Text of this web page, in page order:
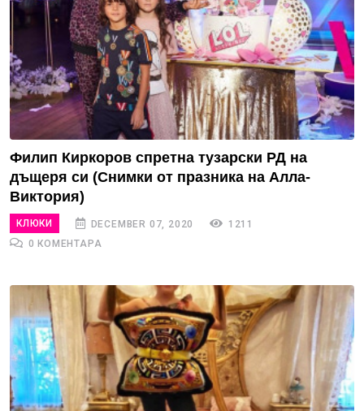
Филип Киркоров спретна тузарски РД на
дъщеря си (Снимки от празника на Алла-
Виктория)
КЛЮКИ DECEMBER 07, 2020
1211
0 КОМЕНТАРА